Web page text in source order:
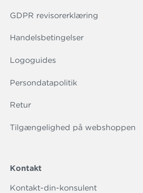
GDPR revisorerklæring
Handelsbetingelser
Logoguides
Persondatapolitik
Retur
Tilgængelighed på webshoppen
Kontakt
Kontakt-din-konsulent